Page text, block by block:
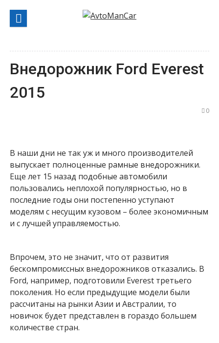
содержанию
Внедорожник Ford Everest
2015
0
В наши дни не так уж и много производителей
выпускает полноценные рамные внедорожники.
Еще лет 15 назад подобные автомобили
пользовались неплохой популярностью, но в
последние годы они постепенно уступают
моделям с несущим кузовом – более экономичным
и с лучшей управляемостью.
Впрочем, это не значит, что от развития
бескомпромиссных внедорожников отказались. В
Ford, например, подготовили Everest третьего
поколения. Но если предыдущие модели были
рассчитаны на рынки Азии и Австралии, то
новичок будет представлен в гораздо большем
количестве стран.